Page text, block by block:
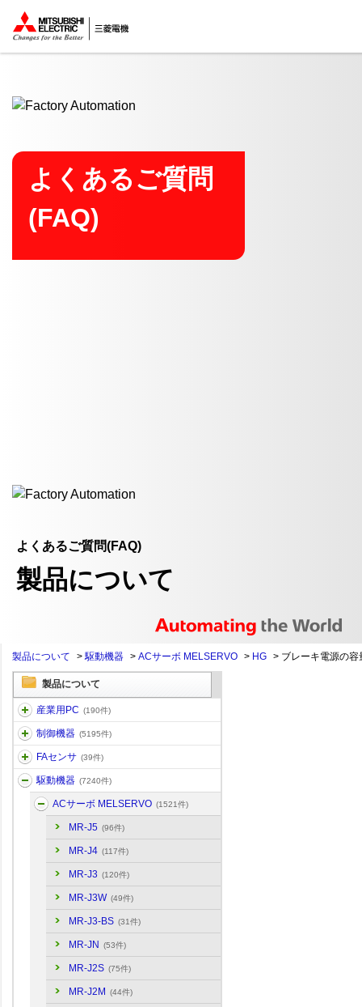
ここから本文
よくあるご質問
(FAQ)
よくあるご質問(FAQ)
製品について
製品について >駆動機器 > ACサーボ MELSERVO > HG > ブレーキ電源の容
製品について
産業用PC (190件)
制御機器 (5195件)
FAセンサ (39件)
駆動機器 (7240件)
ACサーボ MELSERVO (1521件)
MR-J5 (96件)
MR-J4 (117件)
MR-J3 (120件)
MR-J3W (49件)
MR-J3-BS (31件)
MR-JN (53件)
MR-J2S (75件)
MR-J2M (44件)